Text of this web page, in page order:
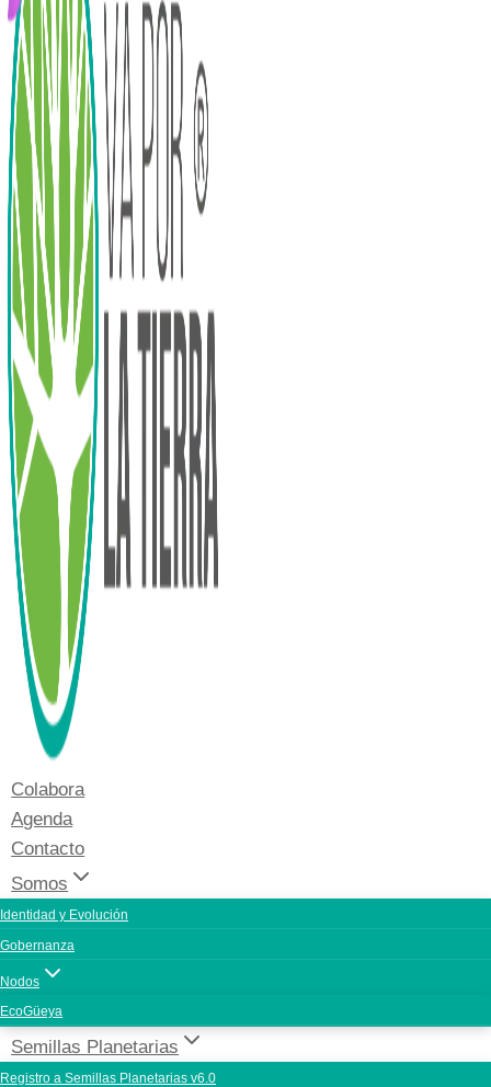
Colabora
Agenda
Contacto
Somos
Identidad y Evolución
Gobernanza
Nodos
EcoGüeya
Semillas Planetarias
Registro a Semillas Planetarias v6.0